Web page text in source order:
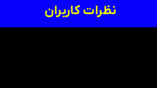
نظرات کاربران